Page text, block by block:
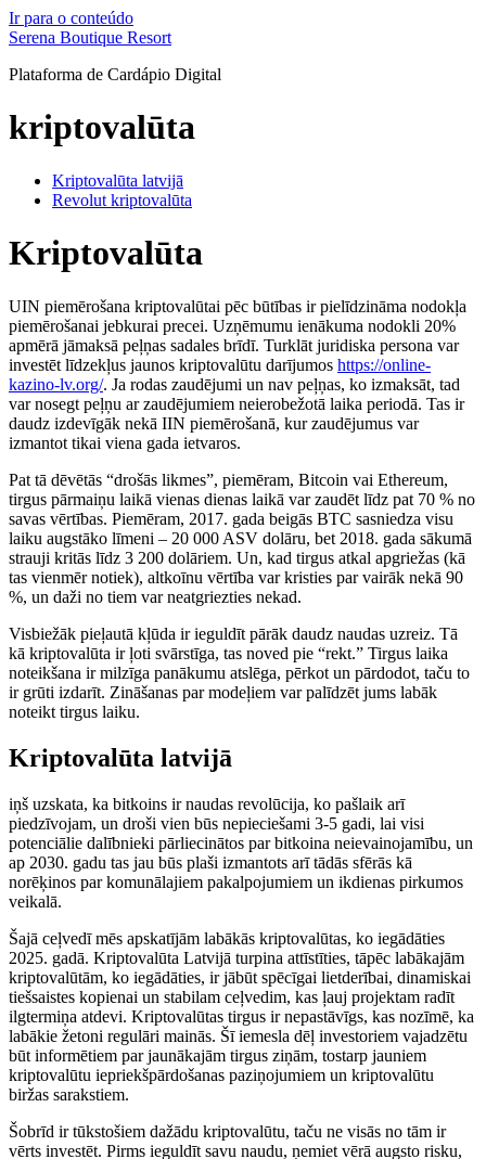
Ir para o conteúdo
Serena Boutique Resort
Plataforma de Cardápio Digital
kriptovalūta
Kriptovalūta latvijā
Revolut kriptovalūta
Kriptovalūta
UIN piemērošana kriptovalūtai pēc būtības ir pielīdzināma nodokļa
piemērošanai jebkurai precei. Uzņēmumu ienākuma nodokli 20%
apmērā jāmaksā peļņas sadales brīdī. Turklāt juridiska persona var
investēt līdzekļus jaunos kriptovalūtu darījumos https://online-
kazino-lv.org/. Ja rodas zaudējumi un nav peļņas, ko izmaksāt, tad
var nosegt peļņu ar zaudējumiem neierobežotā laika periodā. Tas ir
daudz izdevīgāk nekā IIN piemērošanā, kur zaudējumus var
izmantot tikai viena gada ietvaros.
Pat tā dēvētās “drošās likmes”, piemēram, Bitcoin vai Ethereum,
tirgus pārmaiņu laikā vienas dienas laikā var zaudēt līdz pat 70 % no
savas vērtības. Piemēram, 2017. gada beigās BTC sasniedza visu
laiku augstāko līmeni – 20 000 ASV dolāru, bet 2018. gada sākumā
strauji kritās līdz 3 200 dolāriem. Un, kad tirgus atkal apgriežas (kā
tas vienmēr notiek), altkoīnu vērtība var kristies par vairāk nekā 90
%, un daži no tiem var neatgriezties nekad.
Visbiežāk pieļautā kļūda ir ieguldīt pārāk daudz naudas uzreiz. Tā
kā kriptovalūta ir ļoti svārstīga, tas noved pie “rekt.” Tirgus laika
noteikšana ir milzīga panākumu atslēga, pērkot un pārdodot, taču to
ir grūti izdarīt. Zināšanas par modeļiem var palīdzēt jums labāk
noteikt tirgus laiku.
Kriptovalūta latvijā
iņš uzskata, ka bitkoins ir naudas revolūcija, ko pašlaik arī
piedzīvojam, un droši vien būs nepieciešami 3-5 gadi, lai visi
potenciālie dalībnieki pārliecinātos par bitkoina neievainojamību, un
ap 2030. gadu tas jau būs plaši izmantots arī tādās sfērās kā
norēķinos par komunālajiem pakalpojumiem un ikdienas pirkumos
veikalā.
Šajā ceļvedī mēs apskatījām labākās kriptovalūtas, ko iegādāties
2025. gadā. Kriptovalūta Latvijā turpina attīstīties, tāpēc labākajām
kriptovalūtām, ko iegādāties, ir jābūt spēcīgai lietderībai, dinamiskai
tiešsaistes kopienai un stabilam ceļvedim, kas ļauj projektam radīt
ilgtermiņa atdevi. Kriptovalūtas tirgus ir nepastāvīgs, kas nozīmē, ka
labākie žetoni regulāri mainās. Šī iemesla dēļ investoriem vajadzētu
būt informētiem par jaunākajām tirgus ziņām, tostarp jauniem
kriptovalūtu iepriekšpārdošanas paziņojumiem un kriptovalūtu
biržas sarakstiem.
Šobrīd ir tūkstošiem dažādu kriptovalūtu, taču ne visās no tām ir
vērts investēt. Pirms ieguldīt savu naudu, ņemiet vērā augsto risku,